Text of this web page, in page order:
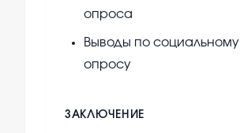
опроса
Выводы по социальному
опросу
ЗАКЛЮЧЕНИЕ